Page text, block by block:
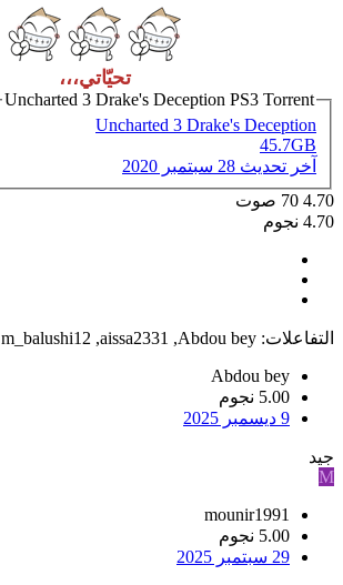
تحيّاتي،،،
Uncharted 3 Drake's Deception PS3 Torrent
Uncharted 3 Drake's Deception
45.7GB
آخر تحديث 28 سبتمبر 2020
4.70
70 صوت
4.70 نجوم
التفاعلات: Abdou bey
,
aissa2331
,
m_balushi12
Abdou bey
5.00 نجوم
9 ديسمبر 2025
جيد
M
mounir1991
5.00 نجوم
29 سبتمبر 2025